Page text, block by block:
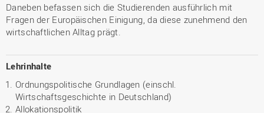
Daneben befassen sich die Studierenden ausführlich mit
Fragen der Europäischen Einigung, da diese zunehmend den
wirtschaftlichen Alltag prägt.
Lehrinhalte
Ordnungspolitische Grundlagen (einschl.
Wirtschaftsgeschichte in Deutschland)
Allokationspolitik